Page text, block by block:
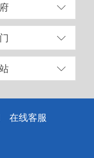
在线客服